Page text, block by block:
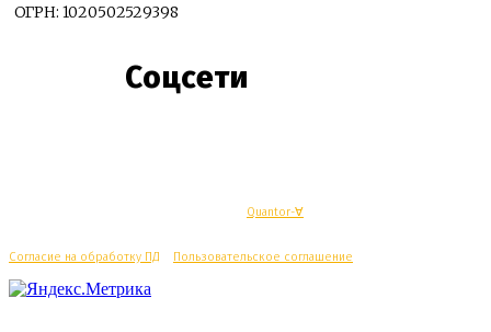
ОГРН: 1020502529398
Соцсети
Quantor-∀
Согласие на обработку ПД Пользовательское соглашение